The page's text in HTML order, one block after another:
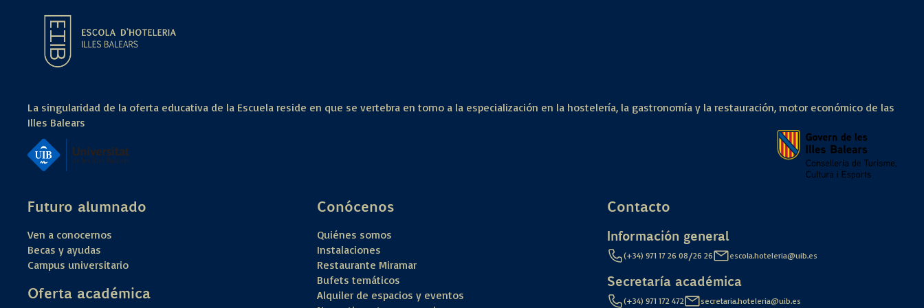
La singularidad de la oferta educativa de la Escuela reside en que se vertebra en torno a la especialización en la hostelería, la gastronomía y la restauración, motor económico de las
Illes Balears
Futuro alumnado
Ven a conocernos
Becas y ayudas
Campus universitario
Oferta académica
Conócenos
Quiénes somos
Instalaciones
Restaurante Miramar
Bufets temáticos
Alquiler de espacios y eventos
Contacto
Información general
(+34) 971 17 26 08/26 26 escola.hoteleria@uib.es
Secretaría académica
(+34) 971 172 472 secretaria.hoteleria@uib.es